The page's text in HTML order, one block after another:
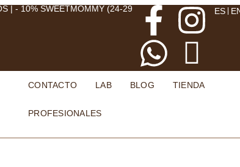
| - 10% SWEETMOMMY (24-29
ES
CONTACTO LAB BLOG TIENDA
PROFESIONALES